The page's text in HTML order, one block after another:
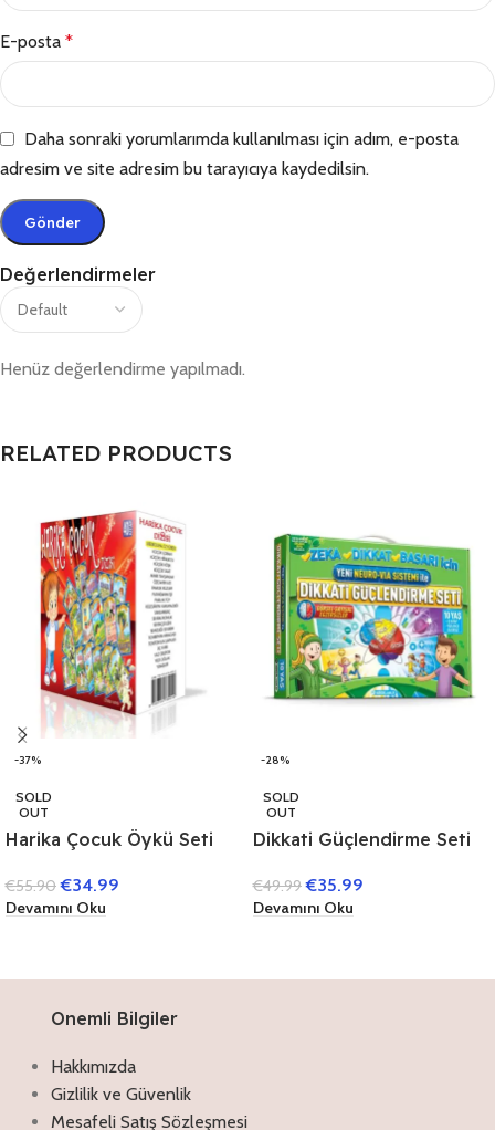
Değerlendirmeler
Henüz değerlendirme yapılmadı.
E-posta *
Daha sonraki yorumlarımda kullanılması için adım, e-posta
adresim ve site adresim bu tarayıcıya kaydedilsin.
RELATED PRODUCTS
-37%
SOLD
OUT
Harika Çocuk Öykü Seti
€55.90 €34.99
Devamını Oku
-28%
SOLD
OUT
Dikkati Güçlendirme Seti
€49.99 €35.99
Devamını Oku
Onemli Bilgiler
Hakkımızda
Gizlilik ve Güvenlik
Mesafeli Satış Sözleşmesi